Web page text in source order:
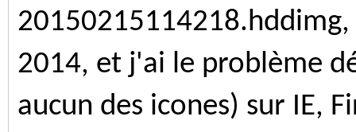
2014, et j'ai le problème
aucun des icones) sur IE,